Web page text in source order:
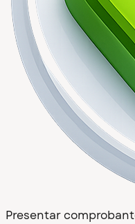
Presentar